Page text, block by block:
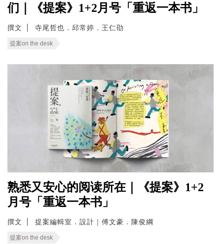
们｜《提案》1+2月号「重返一本书」
撰文 寺尾哲也．邱常婷．王仁劭
提案on the desk
熟悉又安心的阅读所在｜《提案》1+2
月号「重返一本书」
撰文 提案編輯室．設計｜傅文豪．陳俊綱
提案on the desk